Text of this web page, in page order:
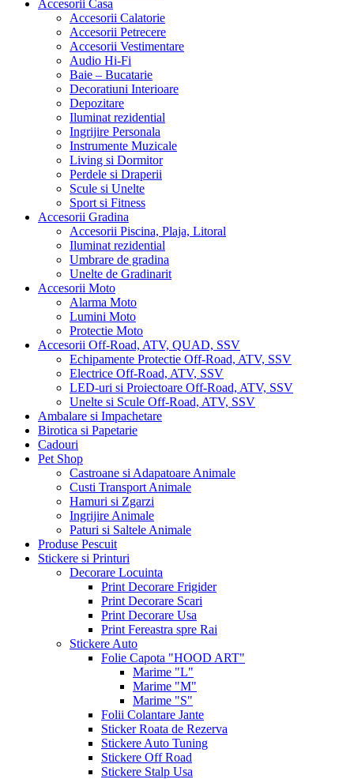
Accesorii Casa
Accesorii Calatorie
Accesorii Petrecere
Accesorii Vestimentare
Audio Hi-Fi
Baie – Bucatarie
Decoratiuni Interioare
Depozitare
Iluminat rezidential
Ingrijire Personala
Instrumente Muzicale
Living si Dormitor
Perdele si Draperii
Scule si Unelte
Sport si Fitness
Accesorii Gradina
Accesorii Piscina, Plaja, Litoral
Iluminat rezidential
Umbrare de gradina
Unelte de Gradinarit
Accesorii Moto
Alarma Moto
Lumini Moto
Protectie Moto
Accesorii Off-Road, ATV, QUAD, SSV
Echipamente Protectie Off-Road, ATV, SSV
Electrice Off-Road, ATV, SSV
LED-uri si Proiectoare Off-Road, ATV, SSV
Unelte si Scule Off-Road, ATV, SSV
Ambalare si Impachetare
Birotica si Papetarie
Cadouri
Pet Shop
Castroane si Adapatoare Animale
Custi Transport Animale
Hamuri si Zgarzi
Ingrijire Animale
Paturi si Saltele Animale
Produse Pescuit
Stickere si Printuri
Decorare Locuinta
Print Decorare Frigider
Print Decorare Scari
Print Decorare Usa
Print Fereastra spre Rai
Stickere Auto
Folie Capota "HOOD ART"
Marime "L"
Marime "M"
Marime "S"
Folii Colantare Jante
Sticker Roata de Rezerva
Stickere Auto Tuning
Stickere Off Road
Stickere Stalp Usa